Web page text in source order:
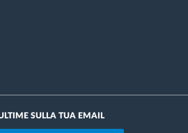
SULLA TUA EMAIL